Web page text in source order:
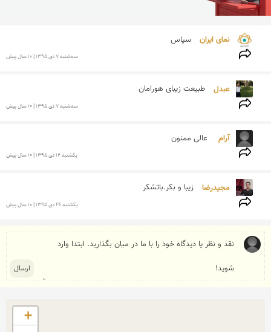
نمای ایران سپاس
سه‌شنبه 7 دی 1395 | 10 سال پیش
عبدل طبیعت زیبای هورامان
سه‌شنبه 7 دی 1395 | 10 سال پیش
آرام عالی ممنون
يكشنبه 12 دی 1395 | 10 سال پیش
مجیدرضا زیبا و بکر.باتشکر
يكشنبه 26 دی 1395 | 10 سال پیش
+